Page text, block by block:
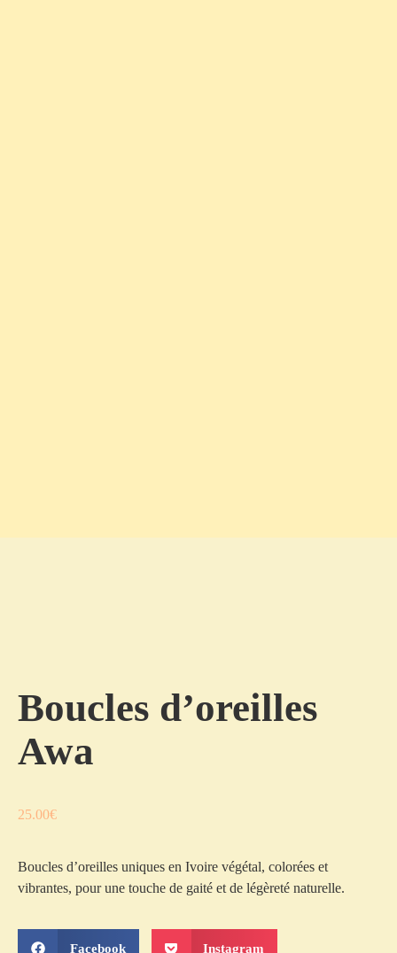
Boucles d’oreilles
Awa
25.00€
Boucles d’oreilles uniques en Ivoire végétal, colorées et
vibrantes, pour une touche de gaité et de légèreté naturelle.
Facebook Instagram